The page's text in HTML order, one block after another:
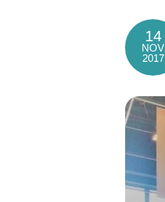
14
NOV
2017